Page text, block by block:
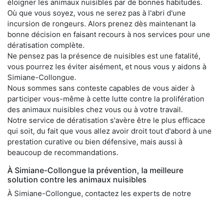
éloigner les animaux nuisibles par de bonnes habitudes.
Où que vous soyez, vous ne serez pas à l'abri d'une
incursion de rongeurs. Alors prenez dès maintenant la
bonne décision en faisant recours à nos services pour une
dératisation complète.
Ne pensez pas la présence de nuisibles est une fatalité,
vous pourrez les éviter aisément, et nous vous y aidons à
Simiane-Collongue.
Nous sommes sans conteste capables de vous aider à
participer vous-même à cette lutte contre la prolifération
des animaux nuisibles chez vous ou à votre travail.
Notre service de dératisation s'avère être le plus efficace
qui soit, du fait que vous allez avoir droit tout d'abord à une
prestation curative ou bien défensive, mais aussi à
beaucoup de recommandations.
À Simiane-Collongue la prévention, la meilleure
solution contre les animaux nuisibles
À Simiane-Collongue, contactez les experts de notre